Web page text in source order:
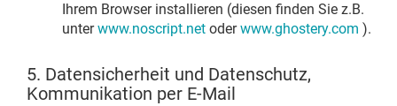
Ihrem Browser installieren (diesen finden Sie z.B.
unterwww.noscript.net oderwww.ghostery.com ).
5. Datensicherheit und Datenschutz,
Kommunikation per E-Mail